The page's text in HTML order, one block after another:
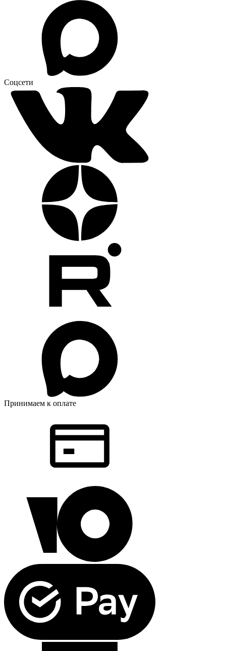
Соцсети
Принимаем к оплате